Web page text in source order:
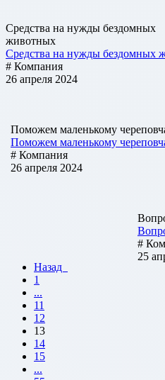
Средства на нужды бездомных
животных
Средства на нужды бездомных
# Компания
26 апреля 2024
Поможем маленькому
Поможем маленькому
# Компания
26 апреля 2024
#
25
Назад
1
...
11
12
13
14
15
...